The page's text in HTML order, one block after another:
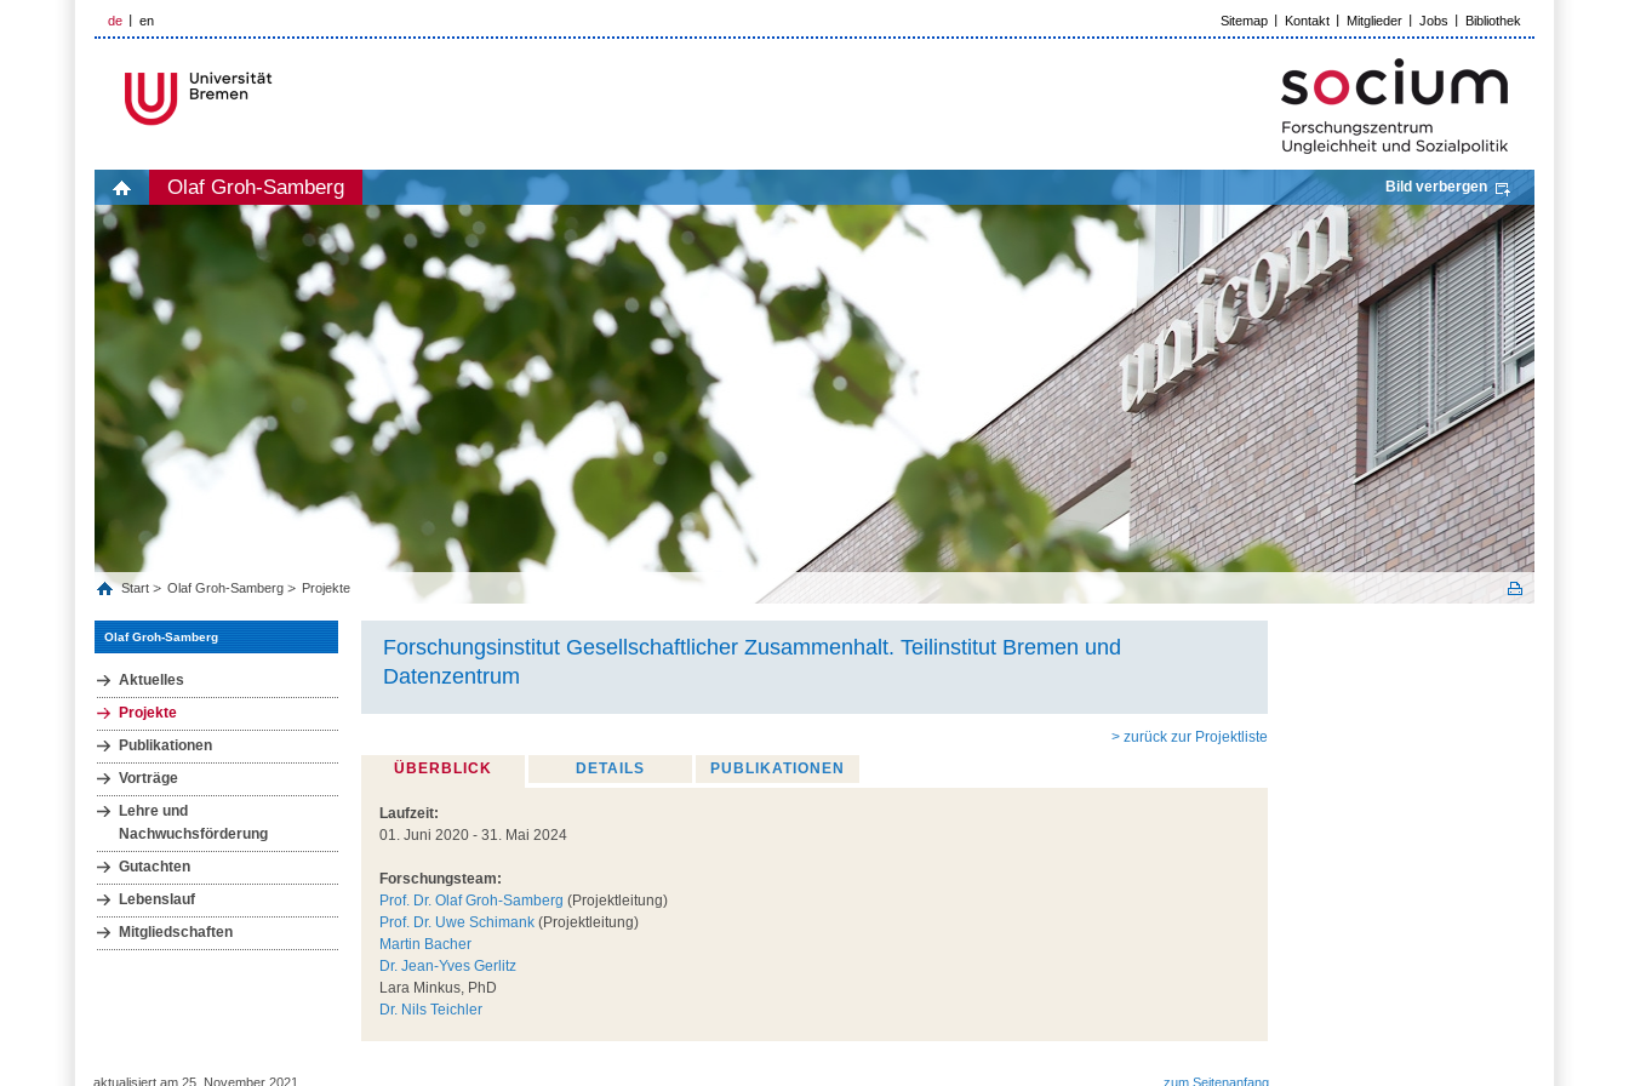
de en Sitemap Kontakt Mitglieder Jobs Bibliothek
Olaf Groh-Samberg Bild verbergen
Start Olaf Groh-Samberg Projekte
Olaf Groh-Samberg
Aktuelles
Projekte
Publikationen
Vorträge
Lehre und
Nachwuchsförderung
Gutachten
Lebenslauf
Mitgliedschaften
Forschungsinstitut Gesellschaftlicher Zusammenhalt. Teilinstitut Bremen und
Datenzentrum
> zurück zur Projektliste
ÜBERBLICK
DETAILS PUBLIKATIONEN
Laufzeit:
01. Juni 2020 - 31. Mai 2024
Forschungsteam:
Prof. Dr. Olaf Groh-Samberg (Projektleitung)
Prof. Dr. Uwe Schimank (Projektleitung)
Martin Bacher
Dr. Jean-Yves Gerlitz
Lara Minkus, PhD
Dr. Nils Teichler
aktualisiert am 25. November 2021 zum Seitenanfang